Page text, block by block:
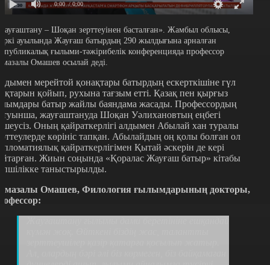
0:00 / 0:00
– Шоқан зерттеуінен басталған». Жамбыл облысы,
ауылында Жауғаш батырдың 290 жылдығына арналған
ғылыми-тәжірибелік конференцияда профессор
Омашев осылай деді.
мерейтой қонақтары батырдың ескерткішіне гүл
қойып, рухына тағзым етті. Қазақ пен қырғыз
батыр жайлы баяндама жасады. Профессордың
жауғаштануда Шоқан Уәлихановтың еңбегі
Оның қайраткерлігі алдымен Абылай хан туралы
көрініс тапқан. Абылайдың оң қолы болған ол
қайраткерлігімен Қытай әскерін де кері
Жиын соңында «Қоралас Жауғаш батыр» кітабы
таныстырылды.
Омашев, Филология ғылымдарының докторы,